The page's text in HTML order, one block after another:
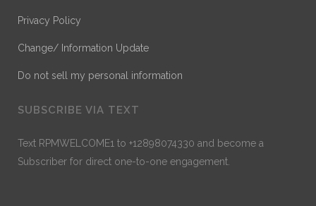
Privacy Policy
Change/ Information Update
Do not sell my personal information
SUBSCRIBE VIA TEXT
Text RPMWELCOME1 to +12898074330 and become a
Subscriber for direct one-to-one engagement.